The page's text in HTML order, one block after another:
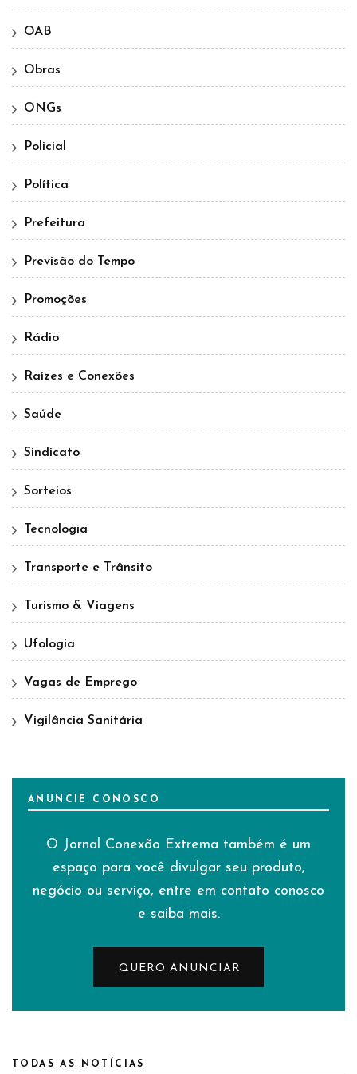
OAB
Obras
ONGs
Policial
Política
Prefeitura
Previsão do Tempo
Promoções
Rádio
Raízes e Conexões
Saúde
Sindicato
Sorteios
Tecnologia
Transporte e Trânsito
Turismo & Viagens
Ufologia
Vagas de Emprego
Vigilância Sanitária
ANUNCIE CONOSCO
O Jornal Conexão Extrema também é um
espaço para você divulgar seu produto,
negócio ou serviço, entre em contato conosco
e saiba mais.
QUERO ANUNCIAR
TODAS AS NOTÍCIAS